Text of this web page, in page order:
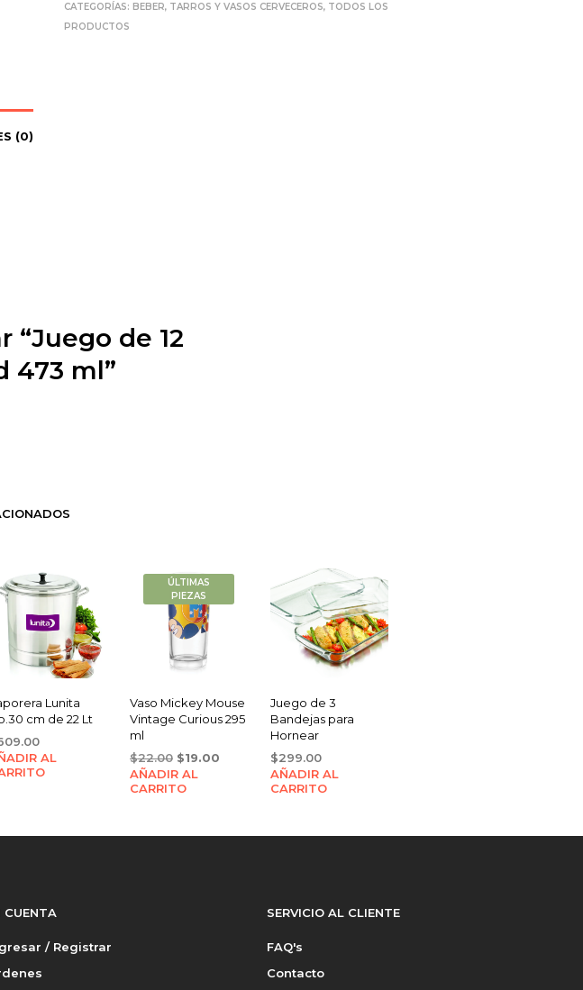
CATEGORÍAS: BEBER, TARROS Y VASOS CERVECEROS, TODOS LOS
PRODUCTOS
(0)
“Juego de 12
473 ml”
Lunita
cm de 22 Lt
AL
ÚLTIMAS
PIEZAS
Vaso Mickey Mouse
Vintage Curious 295
ml
$22.00 Original
price
was:
$19.00Current
AÑADIR AL
CARRITO
Juego de 3
Bandejas para
Hornear
$299.00
AÑADIR AL
CARRITO
CUENTA
/ Registrar
SERVICIO AL CLIENTE
FAQ's
Contacto